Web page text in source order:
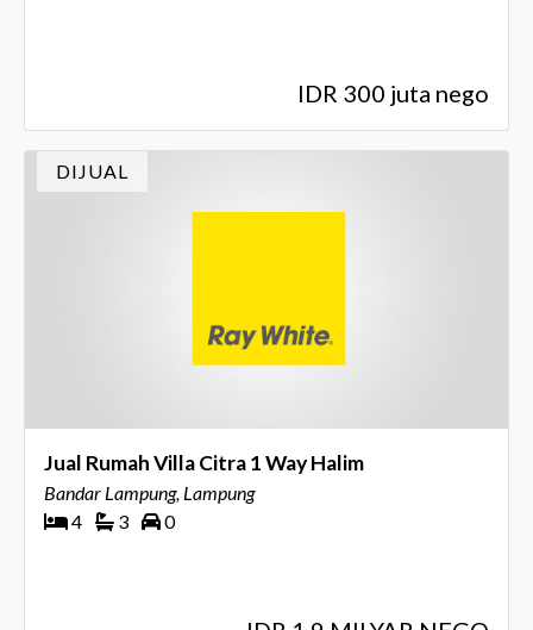
IDR 300 juta nego
DIJUAL
Jual Rumah Villa Citra 1 Way Halim
Bandar Lampung, Lampung
4
3 0